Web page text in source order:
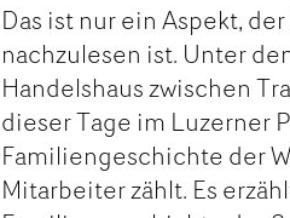
Das ist nur ein Aspekt,
nachzulesen ist. Unter
Handelshaus zwischen
dieser Tage im Luzerner
Familiengeschichte der
Mitarbeiter zählt. Es